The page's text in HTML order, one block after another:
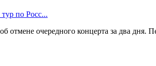
по Росс...
отмене очередного концерта за два дня.